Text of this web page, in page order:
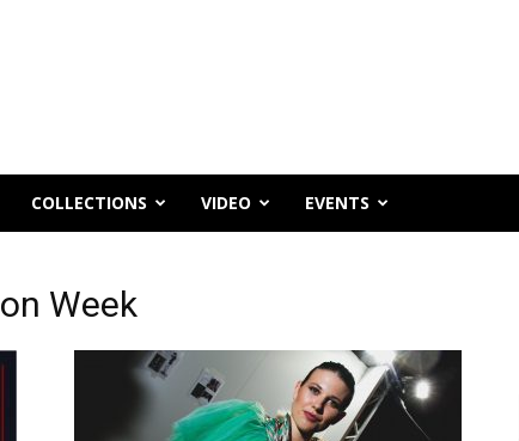
COLLECTIONS VIDEO EVENTS
Week